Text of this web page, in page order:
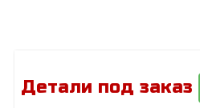
Детали под заказ